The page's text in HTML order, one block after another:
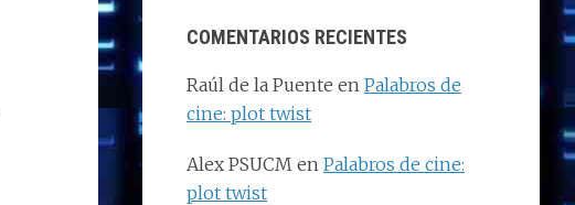
COMENTARIOS RECIENTES
Raúl de la Puente en Palabros de
cine: plot twist
Alex PSUCM en Palabros de cine:
plot twist